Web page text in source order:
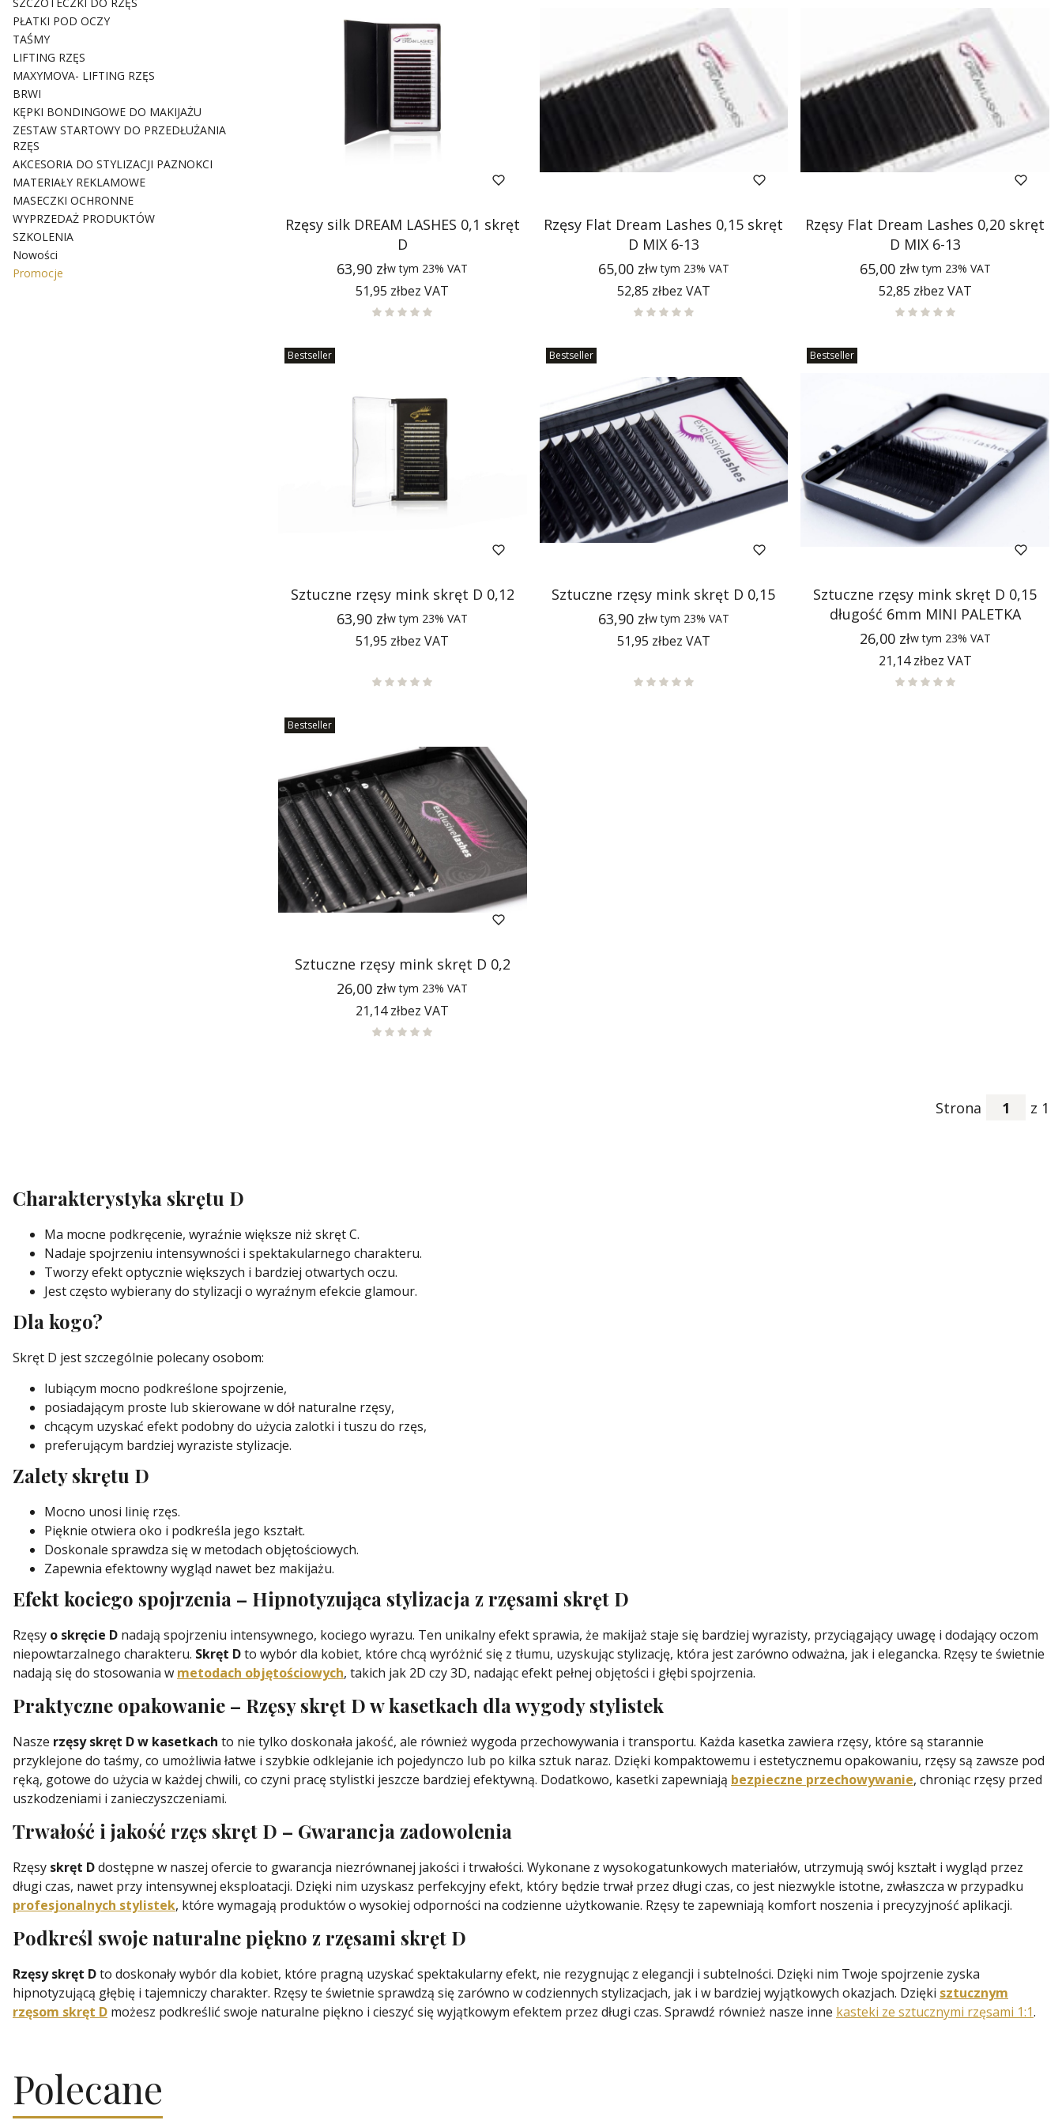
PŁATKI POD OCZY
TAŚMY
LIFTING RZĘS
MAXYMOVA- LIFTING RZĘS
BRWI
KĘPKI BONDINGOWE DO MAKIJAŻU
ZESTAW STARTOWY DO PRZEDŁUŻANIA
RZĘS
AKCESORIA DO STYLIZACJI PAZNOKCI
MATERIAŁY REKLAMOWE
MASECZKI OCHRONNE
WYPRZEDAŻ PRODUKTÓW
SZKOLENIA
Nowości
Promocje
Rzęsy silk DREAM LASHES 0,1 skręt
D
Cena
63,90 złw tym 23%VAT
Cena
51,95 złbez VAT
Rzęsy Flat Dream Lashes 0,15 skręt
D MIX 6-13
Cena
65,00 złw tym 23% VAT
Cena
52,85 złbez VAT
Rzęsy Flat Dream Lashes 0,20 skręt
D MIX 6-13
Cena
65,00 złw tym 23% VAT
Cena
52,85 złbez VAT
Bestseller
Sztuczne rzęsy mink skręt D 0,12
Cena
63,90 złw tym 23%VAT
Cena
51,95 złbez VAT
Bestseller
Sztuczne rzęsy mink skręt D 0,15
Cena
63,90 złw tym 23% VAT
Cena
51,95 złbez VAT
Bestseller
Sztuczne rzęsy mink skręt D 0,15
długość 6mm MINI PALETKA
Cena
26,00 złw tym 23% VAT
Cena
21,14 złbez VAT
Bestseller
Sztuczne rzęsy mink skręt D 0,2
Cena
26,00 złw tym 23%VAT
Cena
21,14 złbez VAT
Strona z 1
Charakterystyka skrętu D
Ma mocne podkręcenie, wyraźnie większe niż skręt C.
Nadaje spojrzeniu intensywności i spektakularnego charakteru.
Tworzy efekt optycznie większych i bardziej otwartych oczu.
Jest często wybierany do stylizacji o wyraźnym efekcie glamour.
Dla kogo?
Skręt D jest szczególnie polecany osobom:
lubiącym mocno podkreślone spojrzenie,
posiadającym proste lub skierowane w dół naturalne rzęsy,
chcącym uzyskać efekt podobny do użycia zalotki i tuszu do rzęs,
preferującym bardziej wyraziste stylizacje.
Zalety skrętu D
Mocno unosi linię rzęs.
Pięknie otwiera oko i podkreśla jego kształt.
Doskonale sprawdza się w metodach objętościowych.
Zapewnia efektowny wygląd nawet bez makijażu.
Efekt kociego spojrzenia – Hipnotyzująca stylizacja z rzęsami skręt D
Rzęsy o skręcie D nadają spojrzeniu intensywnego, kociego wyrazu. Ten unikalny efekt sprawia, że makijaż staje się bardziej wyrazisty, przyciągający uwagę i dodający oczom
niepowtarzalnego charakteru. Skręt Dto wybór dla kobiet, które chcą wyróżnić się z tłumu, uzyskując stylizację, która jest zarówno odważna, jak i elegancka. Rzęsy te świetnie
nadają się do stosowania w metodach objętościowych, takich jak 2D czy 3D, nadając efekt pełnej objętości i głębi spojrzenia.
Praktyczne opakowanie – Rzęsy skręt D w kasetkach dla wygody stylistek
Nasze rzęsy skręt D w kasetkach to nie tylko doskonała jakość, ale również wygoda przechowywania i transportu. Każda kasetka zawiera rzęsy, które są starannie
przyklejone do taśmy, co umożliwia łatwe i szybkie odklejanie ich pojedynczo lub po kilka sztuk naraz. Dzięki kompaktowemu i estetycznemu opakowaniu, rzęsy są zawsze pod
ręką, gotowe do użycia w każdej chwili, co czyni pracę stylistki jeszcze bardziej efektywną. Dodatkowo, kasetki zapewniają bezpieczne przechowywanie, chroniąc rzęsy przed
uszkodzeniami i zanieczyszczeniami.
Trwałość i jakość rzęs skręt D – Gwarancja zadowolenia
Rzęsy skręt Ddostępne w naszej ofercie to gwarancja niezrównanej jakości i trwałości. Wykonane z wysokogatunkowych materiałów, utrzymują swój kształt i wygląd przez
długi czas, nawet przy intensywnej eksploatacji. Dzięki nim uzyskasz perfekcyjny efekt, który będzie trwał przez długi czas, co jest niezwykle istotne, zwłaszcza w przypadku
profesjonalnych stylistek, które wymagają produktów o wysokiej odporności na codzienne użytkowanie. Rzęsy te zapewniają komfort noszenia i precyzyjność aplikacji.
Podkreśl swoje naturalne piękno z rzęsami skręt D
Rzęsy skręt Dto doskonały wybór dla kobiet, które pragną uzyskać spektakularny efekt, nie rezygnując z elegancji i subtelności. Dzięki nim Twoje spojrzenie zyska
hipnotyzującą głębię i tajemniczy charakter. Rzęsy te świetnie sprawdzą się zarówno w codziennych stylizacjach, jak i w bardziej wyjątkowych okazjach. Dzięki sztucznym
rzęsom skręt D możesz podkreślić swoje naturalne piękno i cieszyć się wyjątkowym efektem przez długi czas. Sprawdź również nasze inne kasteki ze sztucznymi rzęsami 1:1.
Polecane